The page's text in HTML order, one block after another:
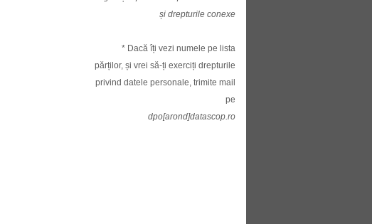
și drepturile conexe
* Dacă îți vezi numele pe lista
părților, și vrei să-ți exerciți drepturile
privind datele personale, trimite mail
pe
dpo[arond]datascop.ro